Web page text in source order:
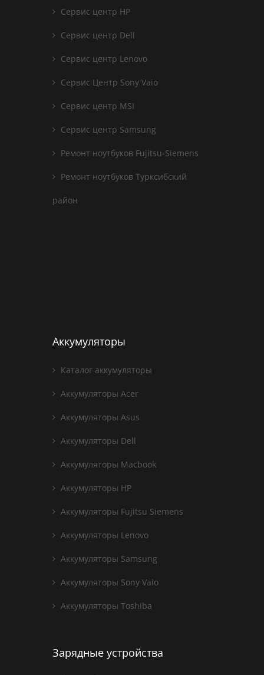
Сервис центр HP
Сервис центр Dell
Сервис центр Lenovo
Сервис Центр Sony Vaio
Сервис центр MSI
Сервис центр Samsung
Ремонт ноутбуков Fujitsu-Siemens
Ремонт ноутбуков Турксибский
район
Аккумуляторы
Каталог аккумуляторы
Аккумуляторы Acer
Аккумуляторы Asus
Аккумуляторы Dell
Аккумуляторы Macbook
Аккумуляторы HP
Аккумуляторы Fujitsu Siemens
Аккумуляторы Lenovo
Аккумуляторы Samsung
Аккумуляторы Sony Vaio
Аккумуляторы Toshiba
Зарядные устройства